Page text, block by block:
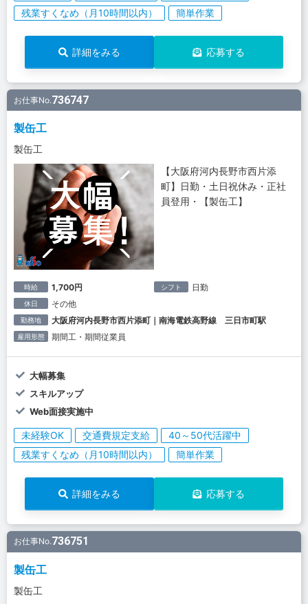
残業すくなめ（月10時間以内）
簡単作業
詳細をみる 応募する
お仕事No.736747
製缶工
製缶工
【大阪府河内長野市西片添
町】日勤・土日祝休み・正社
員登用・【製缶工】
時給 1,700円 シフト 日勤
休日 その他
勤務地 大阪府河内長野市西片添町｜南海電鉄高野線 三日市町駅
雇用形態 期間工・期間従業員
大幅募集
スキルアップ
Web面接実施中
未経験OK 交通費規定支給
40～50代活躍中
残業すくなめ（月10時間以内）
簡単作業
詳細をみる 応募する
お仕事No.736751
製缶工
製缶工